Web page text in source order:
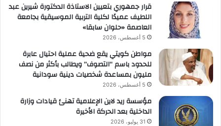
قرار جمهوري بتعيين الاستاذة الدكتورة شيرين عبد
اللطيف عميدًا لكلية التربية الموسيقية بجامعة
العاصمة «حلوان سابقا»
5 أغسطس، 2026
مواطن كويتي يقع ضحية عملية احتيال عابرة
للحدود باسم “التصوف” ويطالب بأكثر من نصف
مليون بمساعدة شخصيات دينية سودانية
5 أغسطس، 2026
مؤسسة ريد لاين الإعلامية تهنئ قيادات وزارة
الداخلية بعد الحركة الأخيرة
31 يوليو، 2026